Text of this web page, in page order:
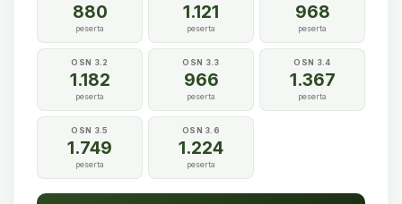
880
peserta
1.121
peserta
968
peserta
OSN 3.2
1.182
peserta
OSN 3.3
966
peserta
OSN 3.4
1.367
peserta
OSN 3.5
1.749
peserta
OSN 3.6
1.224
peserta